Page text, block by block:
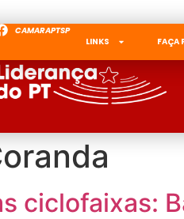
CAMARAPTSP
LINKS
FAÇA
ciclofaixas: